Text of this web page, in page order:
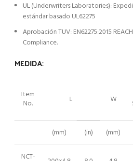
UL (Underwriters Laboratories):
estándar basado UL62275
Aprobación TUV: EN62275:2015
Compliance.
MEDIDA:
Item
No.
L W
(mm) (in) (mm)
NCT-